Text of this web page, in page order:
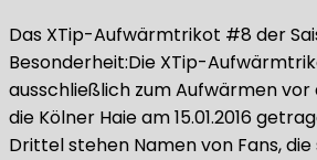
Das XTip-Aufwärmtrikot #8 der
Besonderheit:Die XTip-
ausschließlich zum Aufwärmen
die Kölner Haie am 15.01.2016
Drittel stehen Namen von Fans, die